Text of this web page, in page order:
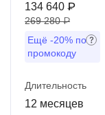
134 640 ₽
269 280 ₽
Ещё -20% по
промокоду
Длительность
12 месяцев